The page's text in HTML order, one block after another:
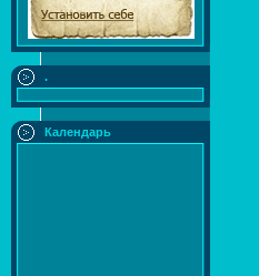
.
Календарь